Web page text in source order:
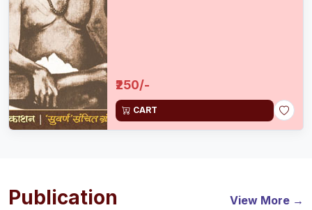
₹250/-
CART
Publication View More →